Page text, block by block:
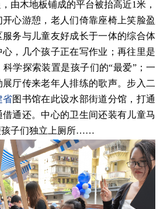
由木地板铺成的平台被抬高近1米，
心游憩，老人们倚靠座椅上笑脸盈
务与儿童友好成长于一体的综合体
，几个孩子正在写作业；再往里是
学探索装置是孩子们的“最爱”；一
厅传来老年人排练的歌声。步入二
省图书馆在此设水部街道分馆，打通
通还。中心的卫生间还装有儿童马
孩子们独立上厕所……